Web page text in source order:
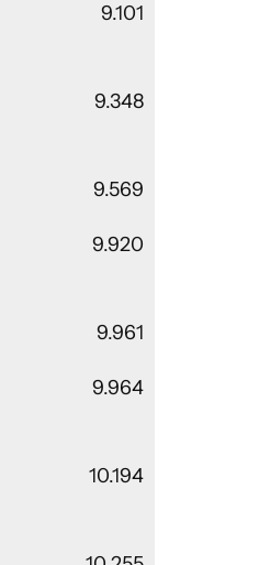
9.101
9.348
9.569
9.920
9.961
9.964
10.194